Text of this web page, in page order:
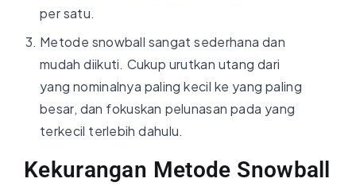
per satu.
Metode snowball sangat sederhana dan
mudah diikuti. Cukup urutkan utang dari
yang nominalnya paling kecil ke yang paling
besar, dan fokuskan pelunasan pada yang
terkecil terlebih dahulu.
Kekurangan Metode Snowball